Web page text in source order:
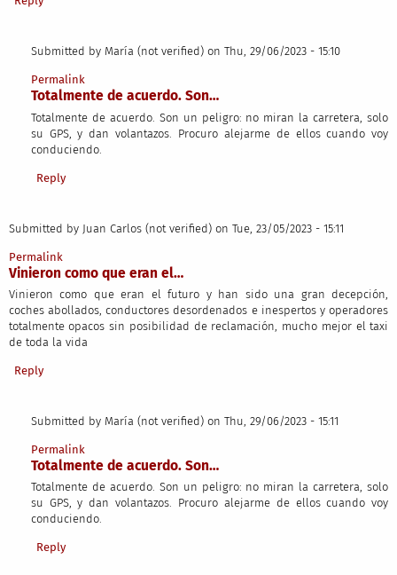
Submitted by María (not verified) on Thu, 29/06/2023 - 15:10
In reply to
Permalink
Totalmente de acuerdo. Son…
Totalmente de acuerdo. Son un peligro: no miran la carretera, solo
su GPS, y dan volantazos. Procuro alejarme de ellos cuando voy
conduciendo.
Reply
Submitted by Juan Carlos (not verified) on Tue, 23/05/2023 - 15:11
Permalink
Vinieron como que eran el…
Vinieron como que eran el futuro y han sido una gran decepción,
coches abollados, conductores desordenados e inespertos y operadores
totalmente opacos sin posibilidad de reclamación, mucho mejor el taxi
de toda la vida
Reply
Submitted by María (not verified) on Thu, 29/06/2023 - 15:11
In reply to
Permalink
Totalmente de acuerdo. Son…
Totalmente de acuerdo. Son un peligro: no miran la carretera, solo
su GPS, y dan volantazos. Procuro alejarme de ellos cuando voy
conduciendo.
Reply